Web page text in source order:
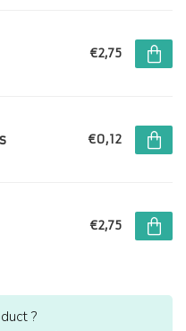
€2,75
€0,12
€2,75
?